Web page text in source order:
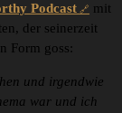
Podcast
mit
der seinerzeit
Form goss:
und irgendwie
war und ich